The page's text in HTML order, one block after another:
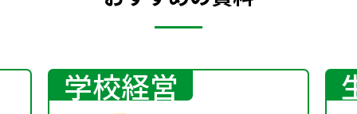
学校経営